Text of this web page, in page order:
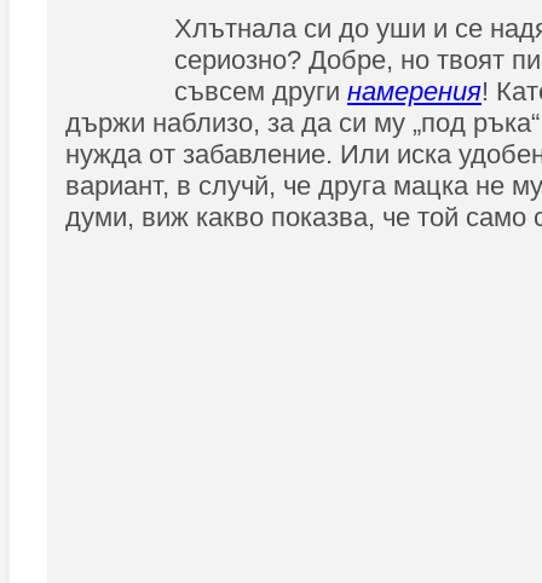
Хлътнала си до уши и се
сериозно? Добре, но твоят
съвсем други намерения!
държи наблизо, за да си му „под
нужда от забавление. Или иска
вариант, в случй, че друга мацка не
думи, виж какво показва, че той само